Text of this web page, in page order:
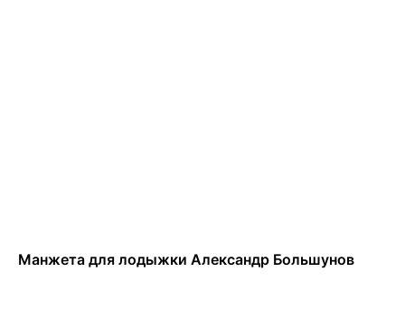
Манжета для лодыжки Александр Большунов